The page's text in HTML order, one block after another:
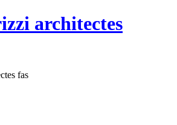
architectes
fas